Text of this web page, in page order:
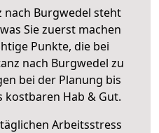
nach Burgwedel steht
Sie zuerst machen
Punkte, die bei
nach Burgwedel zu
bei der Planung bis
kostbaren Hab & Gut.
Arbeitsstress